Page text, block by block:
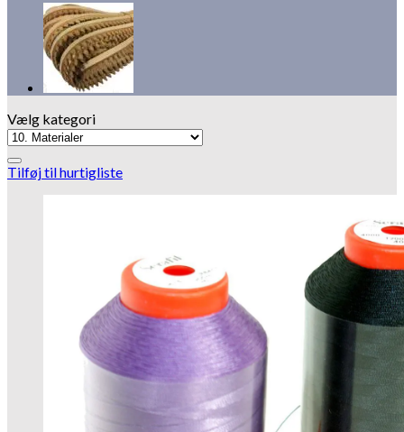
Vælg kategori
Tilføj til hurtigliste